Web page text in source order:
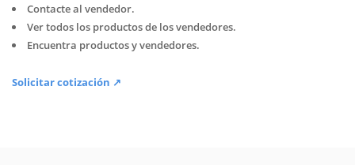
Contacte al vendedor.
Ver todos los productos de los vendedores.
Encuentra productos y vendedores.
Solicitar cotización ↗